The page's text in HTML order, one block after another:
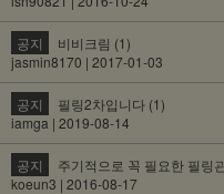
공지
비비크림 (1)
jasmin8170 | 2017-01-03
공지
필링2차입니다 (1)
iamga | 2019-08-14
공지
주기적으로 꼭 필요한 필링
koeun3 | 2016-08-17